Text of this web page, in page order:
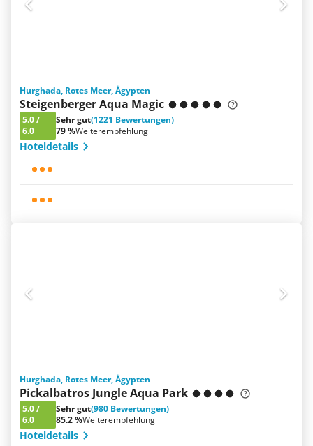
Hurghada, Rotes Meer, Ägypten
Steigenberger Aqua Magic
5.0/
6.0
Sehr gut(1221 Bewertungen)
79 %Weiterempfehlung
Hoteldetails
Hurghada, Rotes Meer, Ägypten
Pickalbatros Jungle Aqua Park
5.0/
6.0
Sehr gut(980 Bewertungen)
85.2 %Weiterempfehlung
Hoteldetails